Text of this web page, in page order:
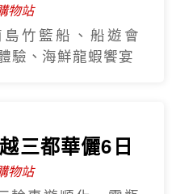
物站
竹籃船、船遊會
驗、海鮮龍蝦饗宴
三都華儷6日
物站